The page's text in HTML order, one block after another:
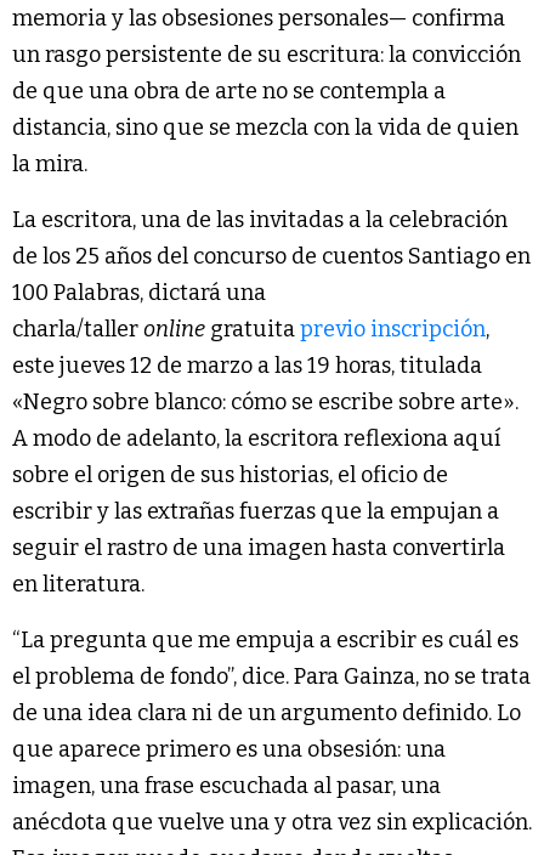
memoria y las obsesiones personales— confirma
un rasgo persistente de su escritura: la convicción
de que una obra de arte no se contempla a
distancia, sino que se mezcla con la vida de quien
la mira.
La escritora, una de las invitadas a la celebración
de los 25 años del concurso de cuentos Santiago en
100 Palabras, dictará una
charla/talleronline gratuitaprevio inscripción,
este jueves 12 de marzo a las 19 horas, titulada
«Negro sobre blanco: cómo se escribe sobre arte».
A modo de adelanto, la escritora reflexiona aquí
sobre el origen de sus historias, el oficio de
escribir y las extrañas fuerzas que la empujan a
seguir el rastro de una imagen hasta convertirla
en literatura.
“La pregunta que me empuja a escribir es cuál es
el problema de fondo”, dice. Para Gainza, no se trata
de una idea clara ni de un argumento definido. Lo
que aparece primero es una obsesión: una
imagen, una frase escuchada al pasar, una
anécdota que vuelve una y otra vez sin explicación.